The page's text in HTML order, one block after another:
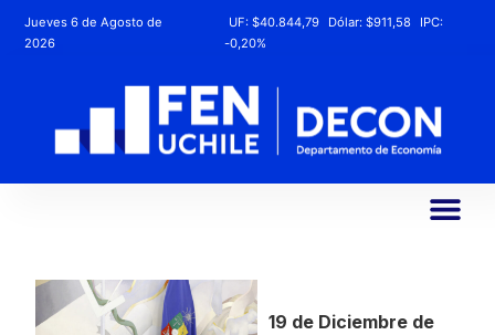
Jueves 6 de Agosto de
2026
UF:$40.844,79 Dólar:$911,58
IPC:
-0,20%
19 de Diciembre de